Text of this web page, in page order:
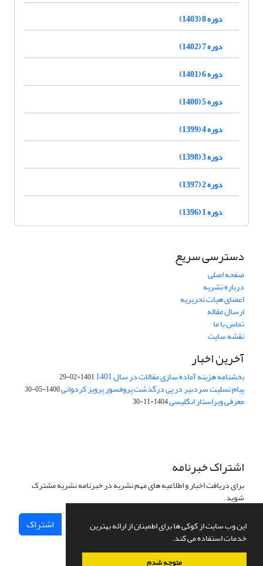
این وب سایت از کوکی ها برای اطمینان از ارائه بهترین
خدمات استفاده می کند.
متوجه شدم
دوره 8 (1403)
دوره 7 (1402)
دوره 6 (1401)
دوره 5 (1400)
دوره 4 (1399)
دوره 3 (1398)
دوره 2 (1397)
دوره 1 (1396)
دسترسی سریع
صفحه اصلی
درباره نشریه
اعضای هیات تحریریه
ارسال مقاله
تماس با ما
نقشه سایت
آخرین اخبار
بخشنامه هزینه آماده سازی مقالات در سال 1401 1401-02-29
پیام تسلیت سردبیر در پی درگذشت پروفسور پرویز کردوانی1400-05-30
معرفی ویراستار انگلیسی1404-11-30
اشتراک خبرنامه
برای دریافت اخبار و اطلاعیه های مهم نشریه در خبرنامه نشریه مشترک
شوید.
اشتراک